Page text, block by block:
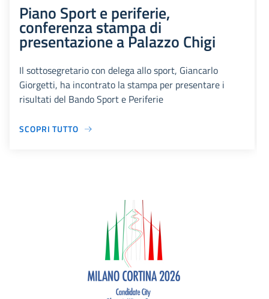
Piano Sport e periferie,
conferenza stampa di
presentazione a Palazzo Chigi
Il sottosegretario con delega allo sport, Giancarlo
Giorgetti, ha incontrato la stampa per presentare i
risultati del Bando Sport e Periferie
SCOPRI TUTTO